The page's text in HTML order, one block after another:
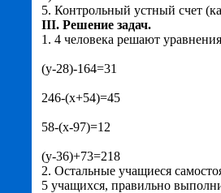
5. Контрольный устный счет
III. Решение задач.
1. 4 человека решают
(у-28)-164=31
246-(х+54)=45
58-(х-97)=12
(у-36)+73=218
2. Остальные учащиеся
5 учащихся, правильно